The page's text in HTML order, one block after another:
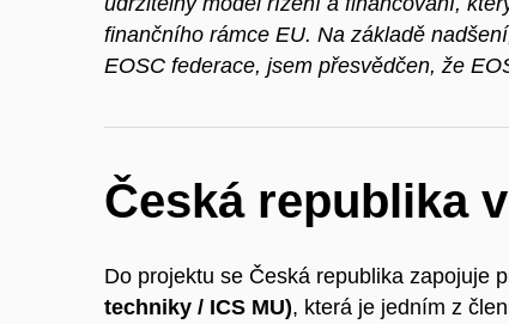
finančního rámce EU. Na základě
EOSC federace, jsem přesvědčen, že
Česká republika
Do projektu se Česká republika zapojuje
techniky / ICS MU), která je jedním z